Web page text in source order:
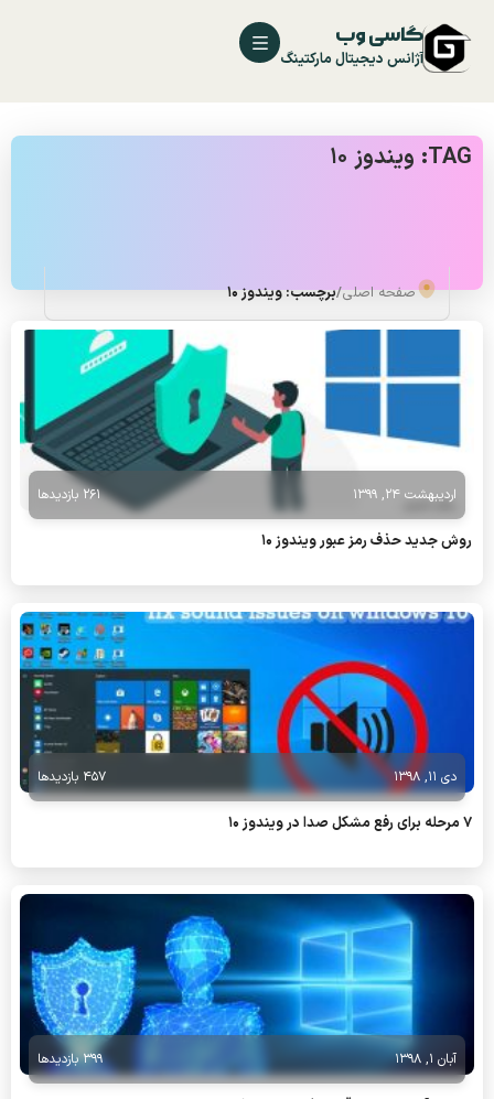
گاسی وب
آژانس دیجیتال مارکتینگ
TAG: ویندوز 10
صفحه اصلی/برچسب: ویندوز 10
اردیبهشت 24, 1399 261 بازدیدها
روش جدید حذف رمز عبور ویندوز 10
دی 11, 1398 457 بازدیدها
7 مرحله برای رفع مشکل صدا در ویندوز 10
آبان 1, 1398 399 بازدیدها